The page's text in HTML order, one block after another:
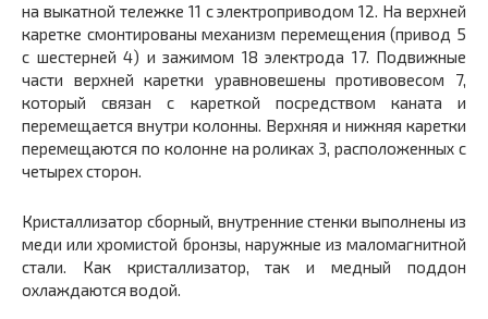
на выкатной тележке 11 с электроприводом12. На верхней
каретке смонтированы механизм перемещения (привод 5
с шестерней 4) и зажимом 18 электрода 17. Подвижные
части верхней каретки уравновешены противовесом 7,
который связан с кареткой посредством каната и
перемещается внутри колонны. Верхняя и нижняя каретки
перемещаются по колонне на роликах 3,расположенных с
четырех сторон.
Кристаллизатор сборный, внутренние стенки выполнены из
меди или хромистой бронзы, наружные из маломагнитной
стали. Как кристаллизатор, так и медный поддон
охлаждаются водой.